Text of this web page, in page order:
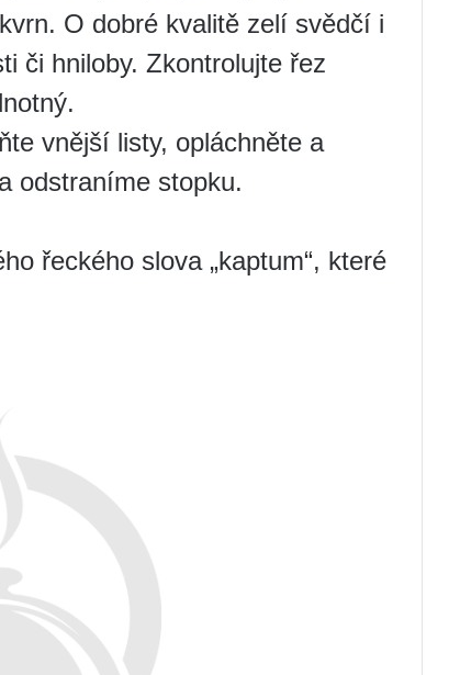
O dobré kvalitě zelí svědčí i
či hniloby. Zkontrolujte řez
vnější listy, opláchněte a
odstraníme stopku.
řeckého slova „kaptum“, které